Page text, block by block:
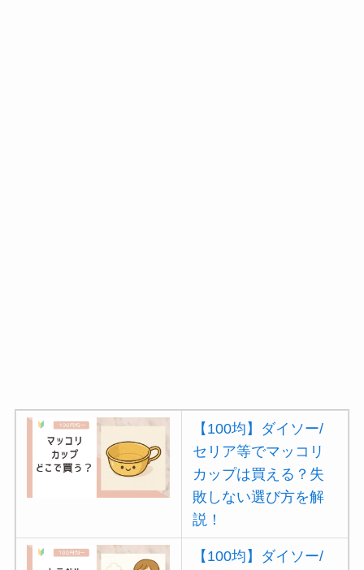
【100均】ダイソー/
セリア等でマッコリ
カップは買える？失
敗しない選び方を解
説！
【100均】ダイソー/